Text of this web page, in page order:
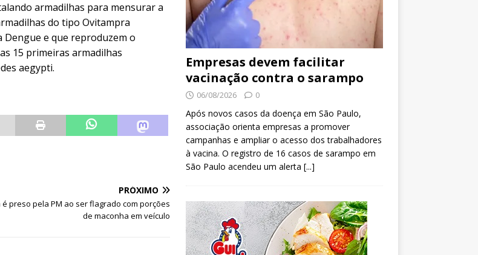
armadilhas para mensurar a
do tipo Ovitampra
e que reproduzem o
15 primeiras armadilhas
aegypti.
PRÓXIMO
é preso pela PM ao ser flagrado com porções
de maconha em veículo
Empresas devem facilitar
vacinação contra o sarampo
06/08/2026 0
Após novos casos da doença em São Paulo,
associação orienta empresas a promover
campanhas e ampliar o acesso dos trabalhadores
à vacina. O registro de 16 casos de sarampo em
São Paulo acendeu um alerta [...]